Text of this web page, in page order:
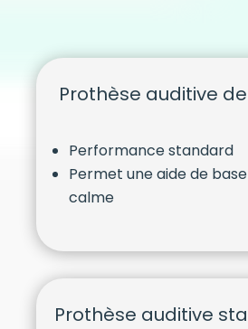
Prothèse auditive
Performance standard
Permet une aide de
calme
Prothèse auditive